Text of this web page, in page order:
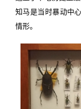
知马是当时暴动中
情形。